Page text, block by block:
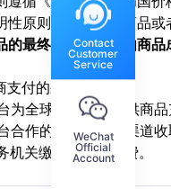
性原则，依据相关商品
的最终销售价格均由商
付的采购成本；
为全球华人用户提供商
合作的第三方支付渠道
关缴纳的各项税费。
Contact
Customer
Service
WeChat
Official
Account